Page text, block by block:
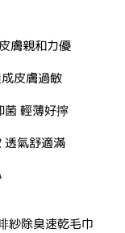
膚親和力優
皮膚過敏
輕薄好擰
氣舒適滿
紗除臭速乾毛巾